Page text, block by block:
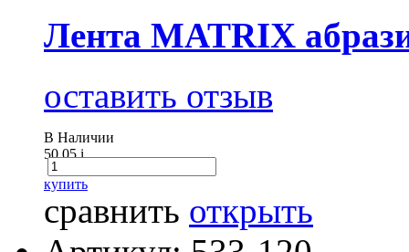
Лента MATRIX
оставить отзыв
В Наличии
50.05i
купить
сравнить открыть